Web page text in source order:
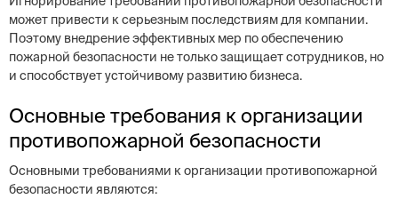
может привести к серьезным последствиям для компании.
Поэтому внедрение эффективных мер по обеспечению
пожарной безопасности не только защищает сотрудников, но
и способствует устойчивому развитию бизнеса.
Основные требования к организации
противопожарной безопасности
Основными требованиями к организации противопожарной
безопасности являются: